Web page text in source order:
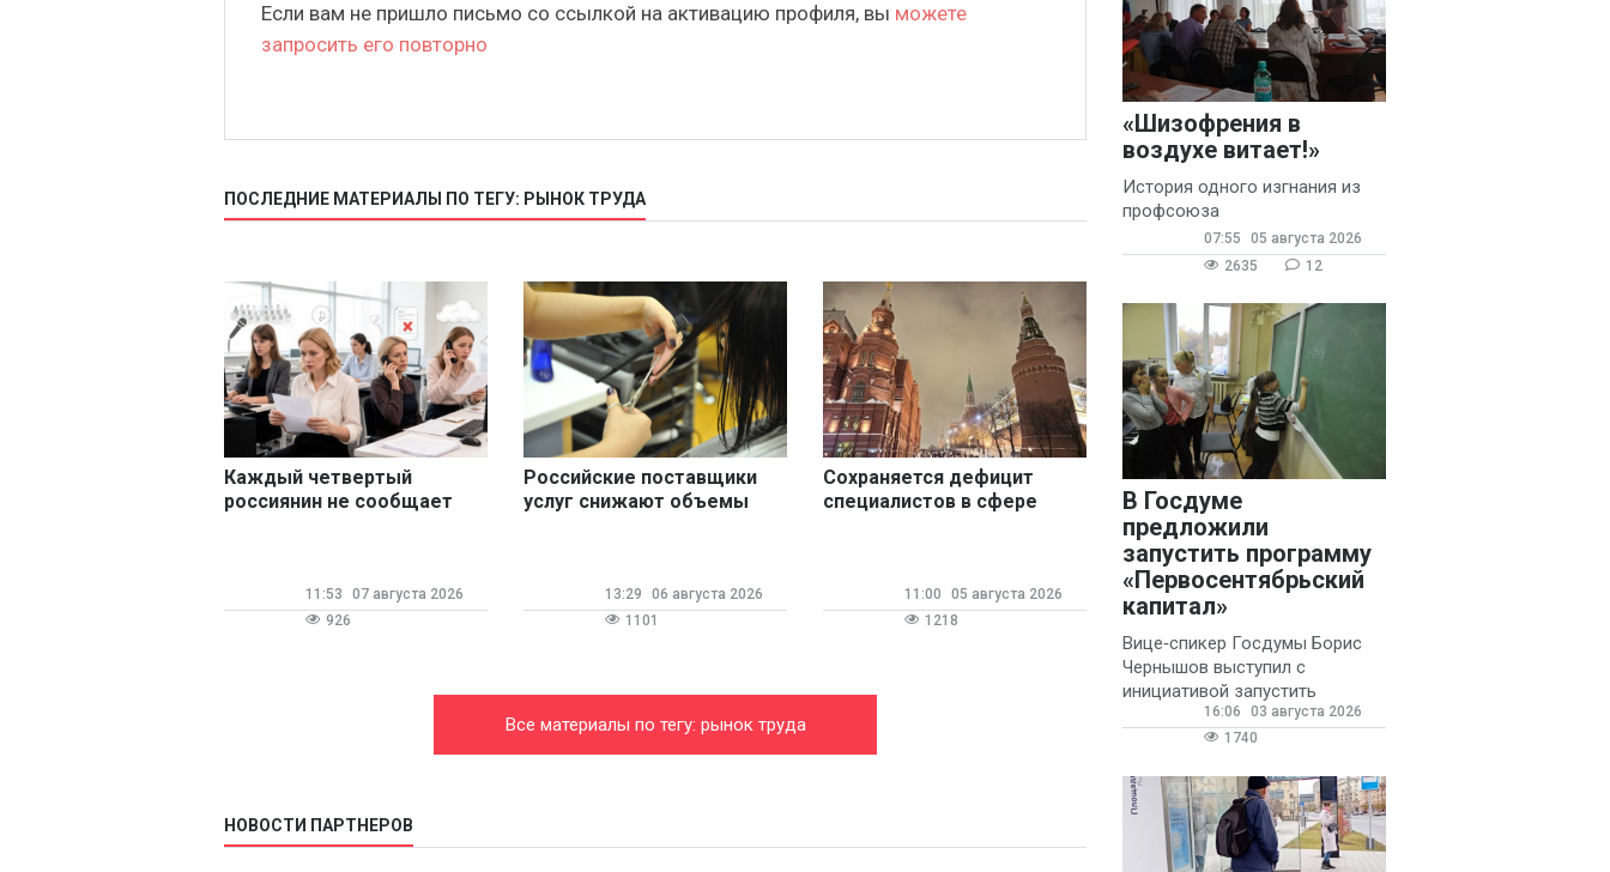
Если вам не пришло письмо со ссылкой на активацию профиля, вы можете
запросить его повторно
ПОСЛЕДНИЕ МАТЕРИАЛЫ ПО ТЕГУ: РЫНОК ТРУДА
Каждый четвертый
россиянин не сообщает
11:53
07 августа 2026
926
Российские поставщики
услуг снижают объемы
13:29
06 августа 2026
1101
Сохраняется дефицит
специалистов в сфере
11:00
05 августа 2026
1218
Все материалы по тегу: рынок труда
НОВОСТИ ПАРТНЕРОВ
«Шизофрения в
воздухе витает!»
История одного изгнания из
профсоюза
07:55
05 августа 2026
2635
12
В Госдуме
предложили
запустить программу
«Первосентябрьский
капитал»
Вице‑спикер Госдумы Борис
Чернышов выступил с
инициативой запустить
ежегодную федеральную
программу
- она предполагает
16:06
03 августа 2026
1740